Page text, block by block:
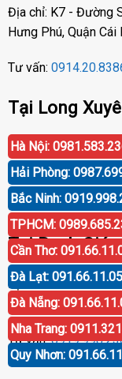
Địa chỉ: K7 - Đường
Hưng Phú, Quận Cái
Tư vấn:
Tại Long
Địa chỉ: Số 417
Xuyên, An Giang
Tư vấn:
Tại Rạch Giá
Địa chỉ: P30 Căn 07
Hòa, TP. Rạch Giá,
Tư vấn:
Hà Nội:
Hải Phòng:
Bắc Ninh:
TPHCM:
Cần Thơ:
Đà Lạt:
Đà Nẵng:
Nha Trang:
Quy Nhơn: